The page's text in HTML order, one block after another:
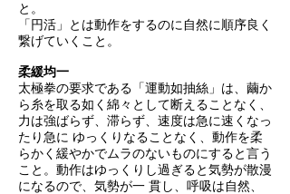
と。
「円活」とは動作をするのに自然に順序良く
繋げていくこと。
柔緩均一
太極拳の要求である「運動如抽絲」は、繭か
ら糸を取る如く綿々として断えることなく、
力は強ばらず、滞らず、速度は急に速くなっ
たり急に ゆっくりなることなく、動作を柔
らかく緩やかでムラのないものにすると言う
こと。動作はゆっくりし過ぎると気勢が散漫
になるので、気勢が一 貫し、呼吸は自然、